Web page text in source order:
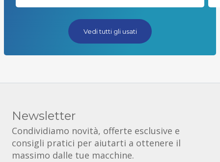
Vedi tutti gli usati
Newsletter
Condividiamo novità, offerte esclusive e
consigli pratici per aiutarti a ottenere il
massimo dalle tue macchine.